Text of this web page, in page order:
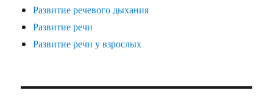
Развитие речевого дыхания
Развитие речи
Развитие речи у взрослых